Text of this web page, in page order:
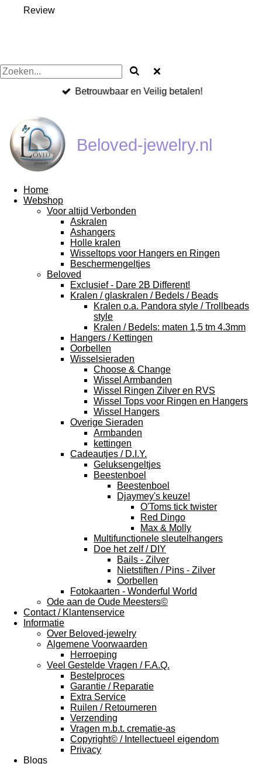
Review
Betrouwbaar en Veilig betalen!
Beloved-jewelry.nl
Home
Webshop
Voor altijd Verbonden
Askralen
Ashangers
Holle kralen
Wisseltops voor Hangers en Ringen
Beschermengeltjes
Beloved
Exclusief - Dare 2B Different!
Kralen / glaskralen / Bedels / Beads
Kralen o.a. Pandora style / Trollbeads
style
Kralen / Bedels: maten 1,5 tm 4.3mm
Hangers / Kettingen
Oorbellen
Wisselsieraden
Choose & Change
Wissel Armbanden
Wissel Ringen Zilver en RVS
Wissel Tops voor Ringen en Hangers
Wissel Hangers
Overige Sieraden
Armbanden
kettingen
Cadeautjes / D.I.Y.
Geluksengeltjes
Beestenboel
Beestenboel
Djaymey's keuze!
O'Toms tick twister
Red Dingo
Max & Molly
Multifunctionele sleutelhangers
Doe het zelf / DIY
Bails - Zilver
Nietstiften / Pins - Zilver
Oorbellen
Fotokaarten - Wonderful World
Ode aan de Oude Meesters©
Contact / Klantenservice
Informatie
Over Beloved-jewelry
Algemene Voorwaarden
Herroeping
Veel Gestelde Vragen / F.A.Q.
Bestelproces
Garantie / Reparatie
Extra Service
Ruilen / Retourneren
Verzending
Vragen m.b.t. crematie-as
Copyright© / Intellectueel eigendom
Privacy
Blogs